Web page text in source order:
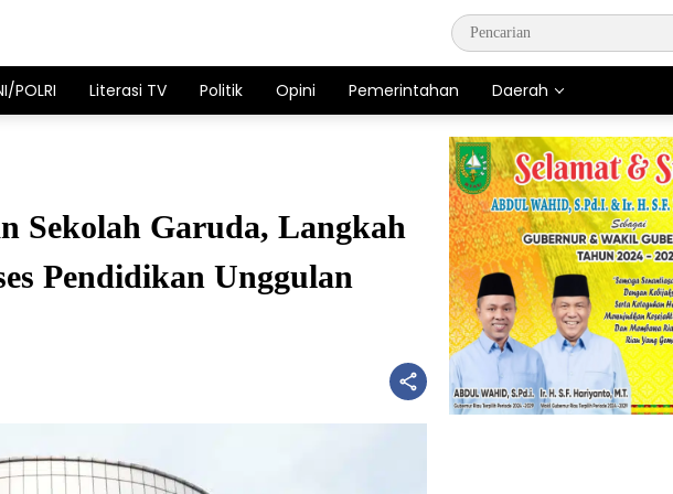
POLRI Literasi TV Politik Opini Pemerintahan Daerah
Sekolah Garuda, Langkah
Pendidikan Unggulan